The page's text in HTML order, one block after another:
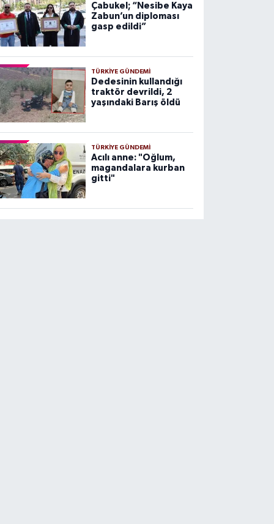
Çabukel; “Nesibe Kaya
Zabun’un diploması
gasp edildi”
TÜRKIYE GÜNDEMI
Dedesinin kullandığı
traktör devrildi, 2
yaşındaki Barış öldü
TÜRKIYE GÜNDEMI
Acılı anne: "Oğlum,
magandalara kurban
gitti"